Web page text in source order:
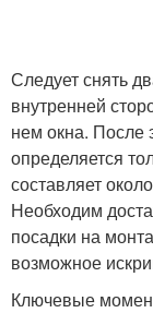
Следует снять
внутренней
нем окна. После
определяется
составляет
Необходим
посадки на
возможное
Ключевые